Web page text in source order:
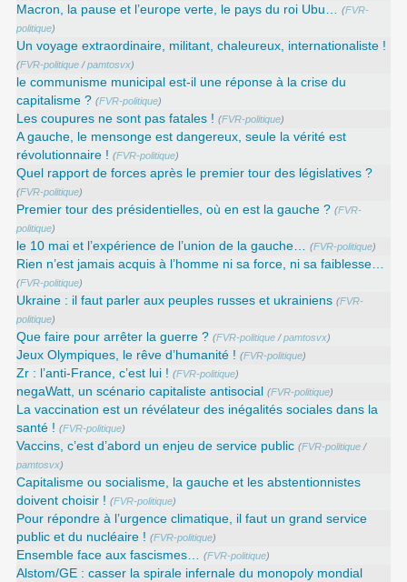
Macron, la pause et l’europe verte, le pays du roi Ubu… (FVR-
politique)
Un voyage extraordinaire, militant, chaleureux, internationaliste !
(FVR-politique/pamtosvx)
le communisme municipal est-il une réponse à la crise du
capitalisme ? (FVR-politique)
Les coupures ne sont pas fatales ! (FVR-politique)
A gauche, le mensonge est dangereux, seule la vérité est
révolutionnaire ! (FVR-politique)
Quel rapport de forces après le premier tour des législatives ?
(FVR-politique)
Premier tour des présidentielles, où en est la gauche ? (FVR-
politique)
le 10 mai et l’expérience de l’union de la gauche… (FVR-politique)
Rien n’est jamais acquis à l’homme ni sa force, ni sa faiblesse…
(FVR-politique)
Ukraine : il faut parler aux peuples russes et ukrainiens (FVR-
politique)
Que faire pour arrêter la guerre ? (FVR-politique/pamtosvx)
Jeux Olympiques, le rêve d’humanité ! (FVR-politique)
Zr : l’anti-France, c’est lui ! (FVR-politique)
negaWatt, un scénario capitaliste antisocial (FVR-politique)
La vaccination est un révélateur des inégalités sociales dans la
santé ! (FVR-politique)
Vaccins, c’est d’abord un enjeu de service public (FVR-politique/
pamtosvx)
Capitalisme ou socialisme, la gauche et les abstentionnistes
doivent choisir ! (FVR-politique)
Pour répondre à l’urgence climatique, il faut un grand service
public et du nucléaire ! (FVR-politique)
Ensemble face aux fascismes… (FVR-politique)
Alstom/GE : casser la spirale infernale du monopoly mondial